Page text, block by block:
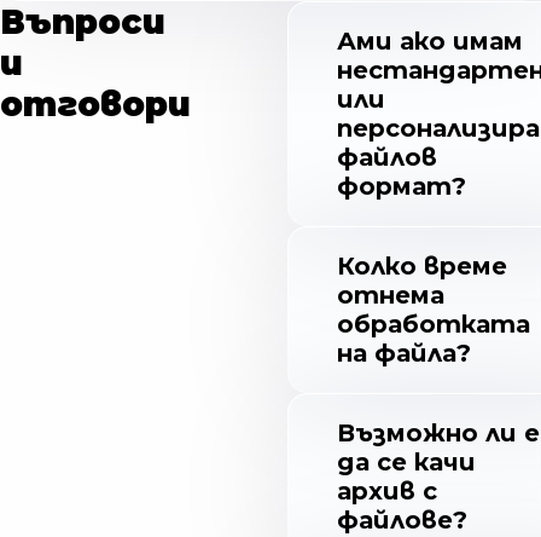
Въпроси
и
отговори
Ами ако имам
или
файлов
формат?
Колко време
отнема
обработката
на файла?
Възможно ли е
да се качи
архив с
файлове?